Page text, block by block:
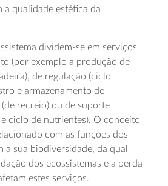
a qualidade estética da
dividem-se em serviços
(por exemplo a produção de
de regulação (ciclo
e armazenamento de
recreio) ou de suporte
ciclo de nutrientes). O conceito
com as funções dos
a sua biodiversidade, da qual
dos ecossistemas e a perda
estes serviços.